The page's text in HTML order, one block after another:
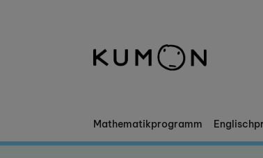
Mathematikprogramm
Willkommen bei Kumon
Die Geschichte von Kumon